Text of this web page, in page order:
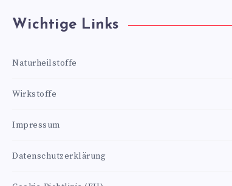
Wichtige Links
Naturheilstoffe
Wirkstoffe
Impressum
Datenschutzerklärung